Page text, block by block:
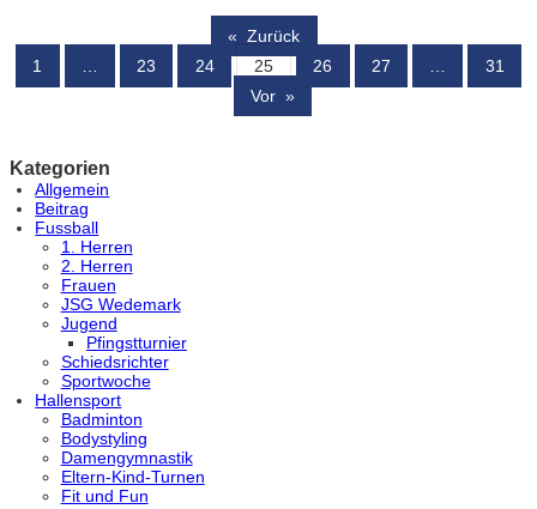
« Zurück
1
23 24 25 26 27
31
Vor »
Kategorien
Allgemein
Beitrag
Fussball
1. Herren
2. Herren
Frauen
JSG Wedemark
Jugend
Pfingstturnier
Schiedsrichter
Sportwoche
Hallensport
Badminton
Bodystyling
Damengymnastik
Eltern-Kind-Turnen
Fit und Fun